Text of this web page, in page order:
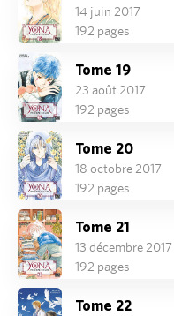
14 juin 2017
192 pages
Tome 19
23 août 2017
192 pages
Tome 20
18 octobre 2017
192 pages
Tome 21
13 décembre 2017
192 pages
Tome 22